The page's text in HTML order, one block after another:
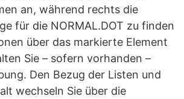
an, während rechts die
für die NORMAL.DOT zu finden
über das markierte Element
Sie – sofern vorhanden –
Den Bezug der Listen und
wechseln Sie über die